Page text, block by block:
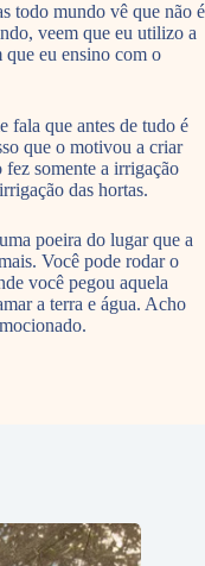
todo mundo vê que não é
veem que eu utilizo a
que eu ensino com o
fala que antes de tudo é
que o motivou a criar
fez somente a irrigação
das hortas.
poeira do lugar que a
Você pode rodar o
você pegou aquela
a terra e água. Acho